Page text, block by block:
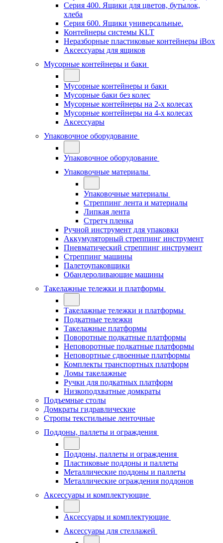
Серия 400. Ящики для цветов, бутылок,
хлеба
Серия 600. Ящики универсальные.
Контейнеры системы KLT
Неразборные пластиковые контейнеры iBox
Аксессуары для ящиков
Мусорные контейнеры и баки
Мусорные контейнеры и баки
Мусорные баки без колес
Мусорные контейнеры на 2-х колесах
Мусорные контейнеры на 4-х колесах
Аксессуары
Упаковочное оборудование
Упаковочное оборудование
Упаковочные материалы
Упаковочные материалы
Стреппинг лента и материалы
Липкая лента
Стретч пленка
Ручной инструмент для упаковки
Аккумуляторный стреппинг инструмент
Пневматический стреппинг инструмент
Стреппинг машины
Палетоупаковщики
Обандероливающие машины
Такелажные тележки и платформы
Такелажные тележки и платформы
Подкатные тележки
Такелажные платформы
Поворотные подкатные платформы
Неповоротные подкатные платформы
Неповортные сдвоенные платформы
Комплекты транспортных платформ
Ломы такелажные
Ручки для подкатных платформ
Низкоподхватные домкраты
Подъемные столы
Домкраты гидравлические
Стропы текстильные ленточные
Поддоны, паллеты и ограждения
Поддоны, паллеты и ограждения
Пластиковые поддоны и паллеты
Металлические поддоны и паллеты
Металлические ограждения поддонов
Аксессуары и комплектующие
Аксессуары и комплектующие
Аксессуары для стеллажей